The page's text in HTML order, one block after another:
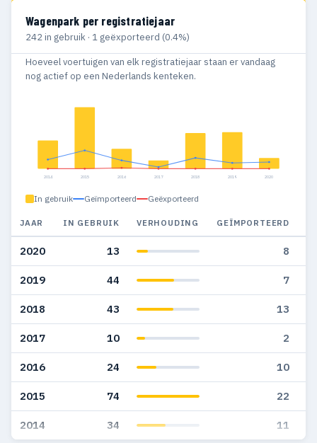
Wagenpark per registratiejaar
242 in gebruik · 1 geëxporteerd (0.4%)
Hoeveel voertuigen van elk registratiejaar staan er vandaag
nog actief op een Nederlands kenteken.
2014 2015 2016 2017 2018 2019 2020
In gebruik Geïmporteerd Geëxporteerd
JAAR IN GEBRUIK VERHOUDING GEÏMPORTEERD
2020 13 8
2019 44 7
2018 43 13
2017 10 2
2016 24 10
2015 74 22
2014 34 11